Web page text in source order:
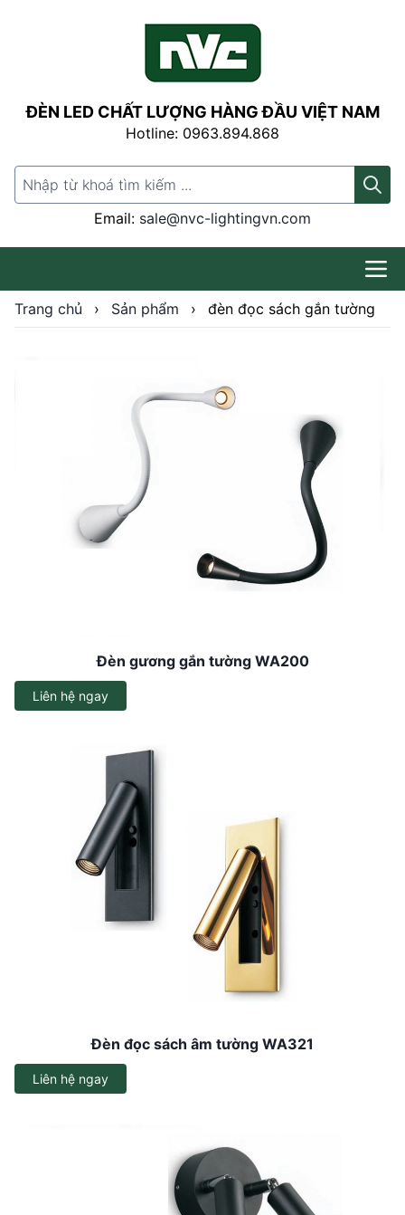
ĐÈN LED CHẤT LƯỢNG HÀNG ĐẦU VIỆT NAM
Hotline: 0963.894.868
Search for:
Email: sale@nvc-lightingvn.com
Trang chủ › Sản phẩm › đèn đọc sách gắn tường
Đèn gương gắn tường WA200
Liên hệ ngay
Đèn đọc sách âm tường WA321
Liên hệ ngay